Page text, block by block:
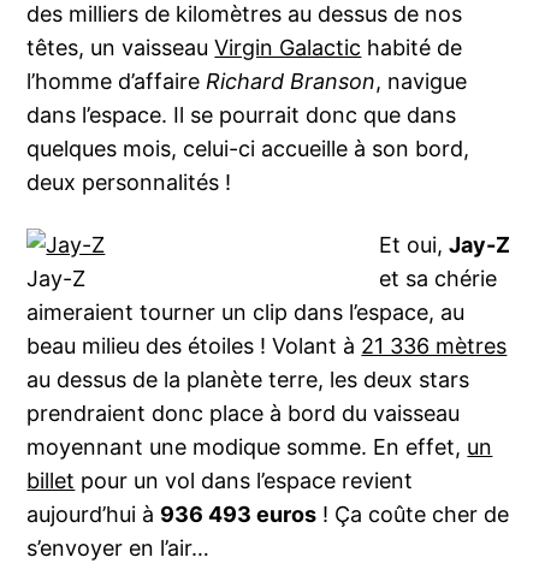
des milliers de kilomètres au dessus de nos
têtes, un vaisseauVirgin Galactic habité de
l’homme d’affaireRichard Branson, navigue
dans l’espace. Il se pourrait donc que dans
quelques mois, celui-ci accueille à son bord,
deux personnalités !
Jay-Z
Et oui,Jay-Z
et sa chérie
aimeraient tourner un clip dans l’espace, au
beau milieu des étoiles ! Volant à 21 336 mètres
au dessus de la planète terre, les deux stars
prendraient donc place à bord du vaisseau
moyennant une modique somme. En effet, un
billet pour un vol dans l’espace revient
aujourd’hui à 936 493 euros ! Ça coûte cher de
s’envoyer en l’air…